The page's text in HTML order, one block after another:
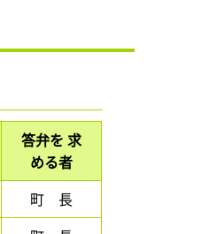
答弁を 求
める者
町 長